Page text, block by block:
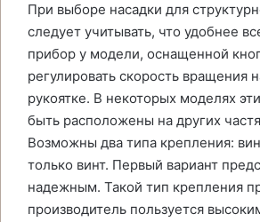
При выборе насадки для
следует учитывать, что удобнее
прибор у модели, оснащенной
регулировать скорость вращения
рукоятке. В некоторых моделях
быть расположены на других
Возможны два типа крепления:
только винт. Первый вариант
надежным. Такой тип крепления
производитель пользуется